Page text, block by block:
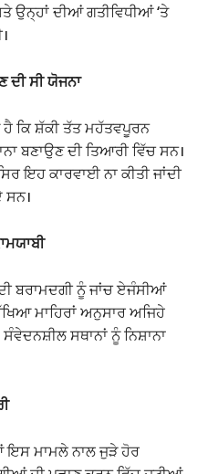
ਉਨ੍ਹਾਂ ਦੀਆਂ ਗਤੀਵਿਧੀਆਂ ‘ਤੇ
ਦੀ ਸੀ ਯੋਜਨਾ
ਕਿ ਸ਼ੱਕੀ ਤੱਤ ਮਹੱਤਵਪੂਰਨ
ਬਣਾਉਣ ਦੀ ਤਿਆਰੀ ਵਿੱਚ ਸਨ।
ਇਹ ਕਾਰਵਾਈ ਨਾ ਕੀਤੀ ਜਾਂਦੀ
ਸਨ।
ਬਰਾਮਦਗੀ ਨੂੰ ਜਾਂਚ ਏਜੰਸੀਆਂ
ਮਾਹਿਰਾਂ ਅਨੁਸਾਰ ਅਜਿਹੇ
ਸਥਾਨਾਂ ਨੂੰ ਨਿਸ਼ਾਨਾ
ਮਾਮਲੇ ਨਾਲ ਜੁੜੇ ਹੋਰ